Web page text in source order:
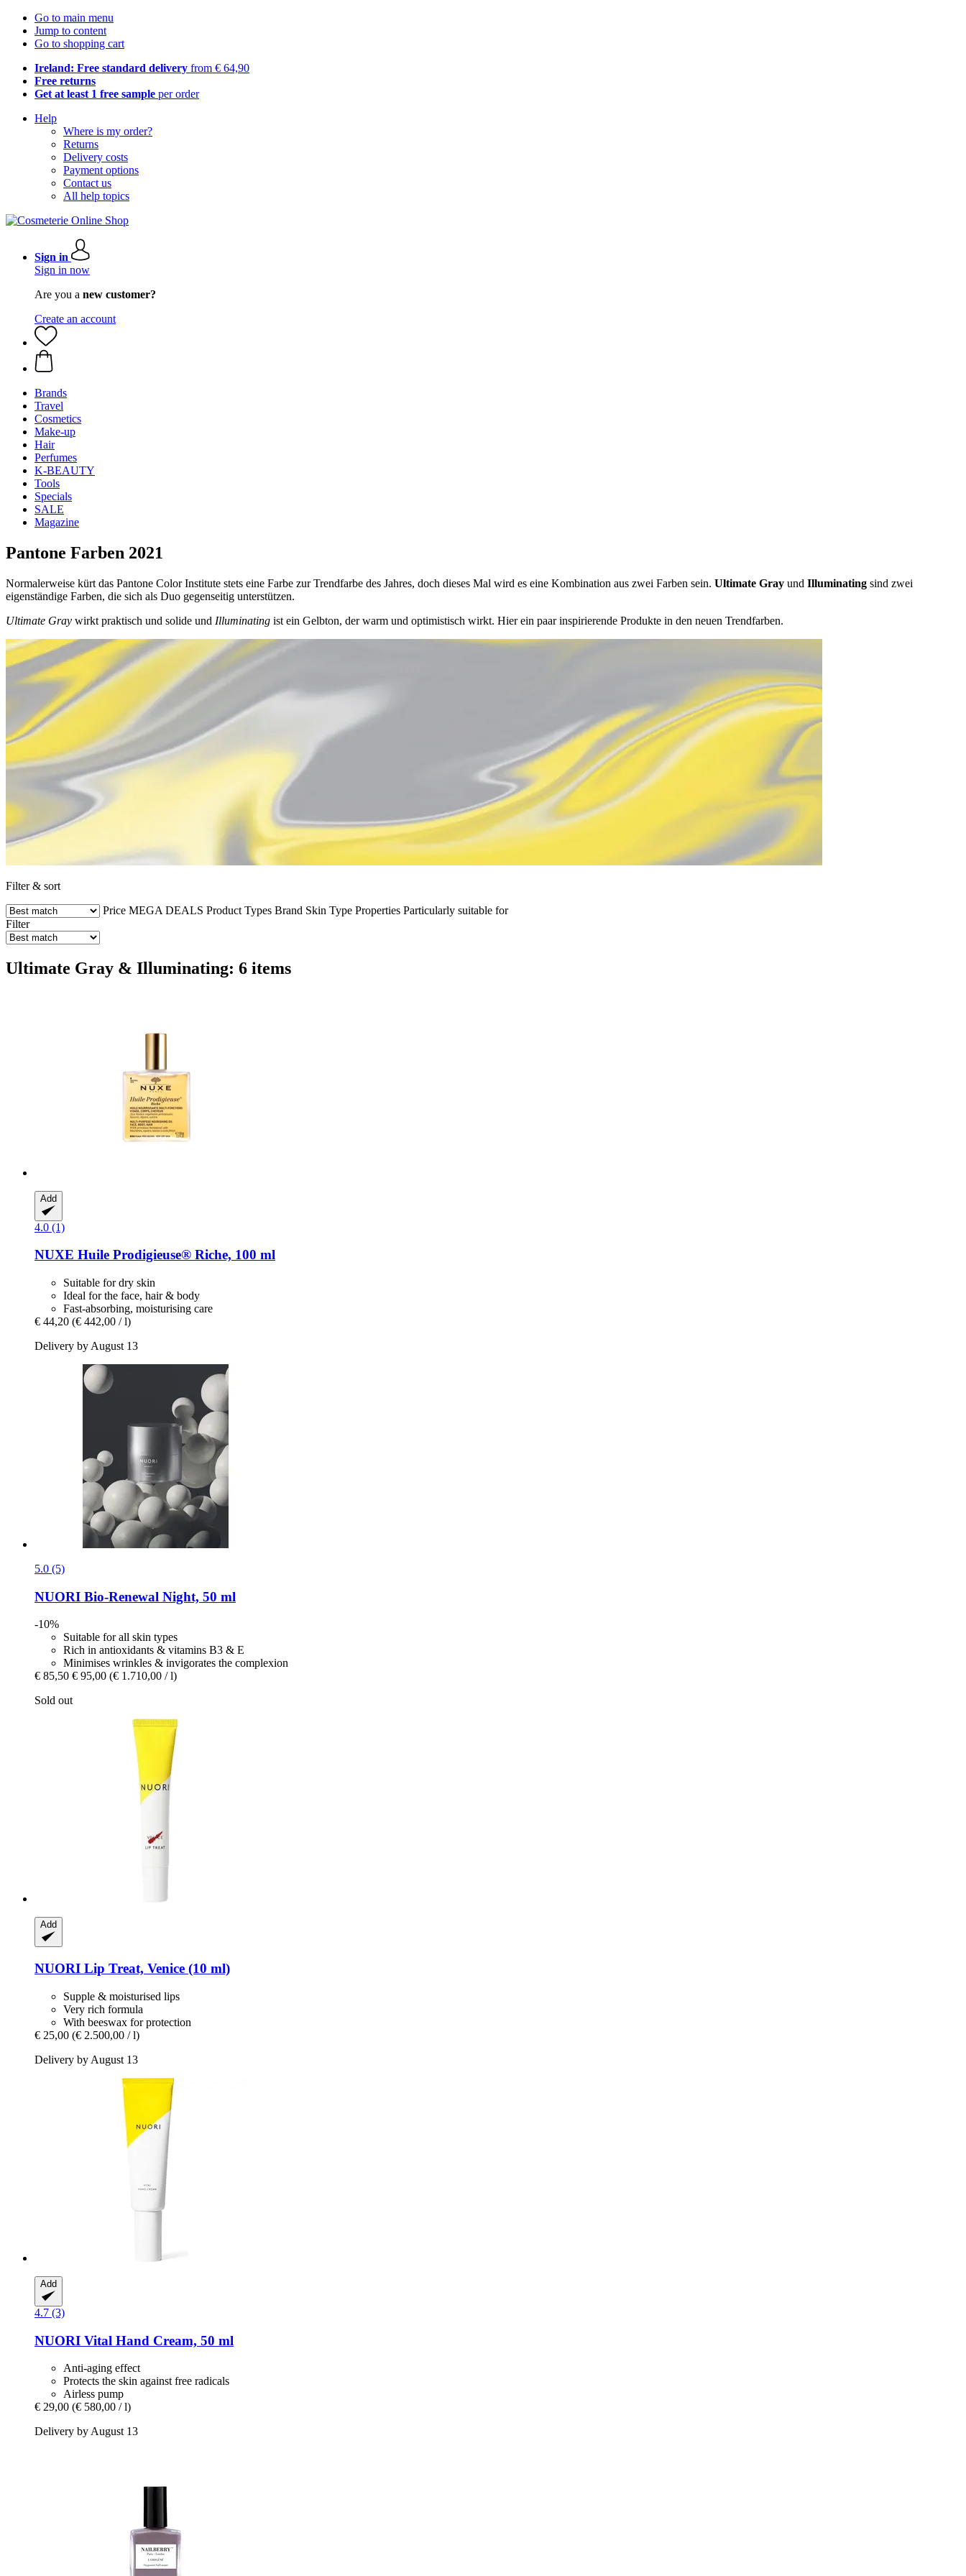
Go to main menu
Jump to content
Go to shopping cart
Ireland: Free standard delivery from € 64,90
Free returns
Get at least 1 free sample per order
Help
Where is my order?
Returns
Delivery costs
Payment options
Contact us
All help topics
Sign in
Sign in now
Are you a new customer?
Create an account
Brands
Travel
Cosmetics
Make-up
Hair
Perfumes
K-BEAUTY
Tools
Specials
SALE
Magazine
Pantone Farben 2021
Normalerweise kürt das Pantone Color Institute stets eine Farbe zur Trendfarbe des Jahres, doch dieses Mal wird es eine Kombination aus zwei Farben sein. Ultimate Gray und Illuminating sind zwei
eigenständige Farben, die sich als Duo gegenseitig unterstützen.
Ultimate Gray wirkt praktisch und solide und Illuminating ist ein Gelbton, der warm und optimistisch wirkt. Hier ein paar inspirierende Produkte in den neuen Trendfarben.
Filter & sort
Price MEGA DEALS Product Types Brand Skin Type Properties Particularly suitable for
Filter
Ultimate Gray & Illuminating: 6 items
Add
4.0 (1)
NUXE Huile Prodigieuse® Riche, 100 ml
Suitable for dry skin
Ideal for the face, hair & body
Fast-absorbing, moisturising care
€ 44,20 (€ 442,00 / l)
Delivery by August 13
5.0 (5)
NUORI Bio-​Renewal Night, 50 ml
-10%
Suitable for all skin types
Rich in antioxidants & vitamins B3 & E
Minimises wrinkles & invigorates the complexion
€ 85,50 € 95,00 (€ 1.710,00 / l)
Sold out
Add
NUORI Lip Treat, Venice (10 ml)
Supple & moisturised lips
Very rich formula
With beeswax for protection
€ 25,00 (€ 2.500,00 / l)
Delivery by August 13
Add
4.7 (3)
NUORI Vital Hand Cream, 50 ml
Anti-aging effect
Protects the skin against free radicals
Airless pump
€ 29,00 (€ 580,00 / l)
Delivery by August 13